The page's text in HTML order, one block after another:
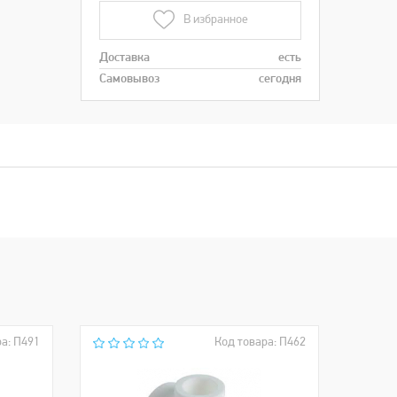
В избранное
Доставка
есть
Самовывоз
сегодня
П491 Код товара: П462